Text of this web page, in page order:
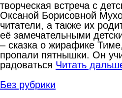
творческая встреча с
Оксаной Борисовной
читатели, а также их
её замечательными
– сказка о жирафике
пропали пятнышки. Он
радоваться Читать
Без рубрики